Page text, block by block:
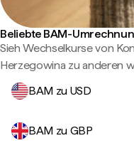
Beliebte BAM-
Sieh Wechselkurse von
Herzegowina zu anderen
BAM zu USD
BAM zu GBP